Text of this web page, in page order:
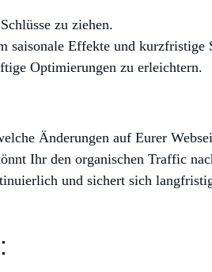
zu ziehen.
saisonale Effekte und kurzfristige
Optimierungen zu erleichtern.
Änderungen auf Eurer
Ihr den organischen Traffic
und sichert sich